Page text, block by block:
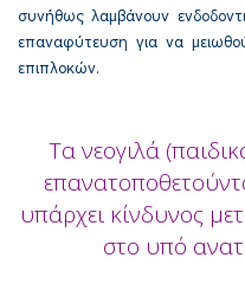
συνήθως λαμβάνουν
επαναφύτευση για να
επιπλοκών.
Τα νεογιλά
υπάρχει κίνδυνος
στο υπό